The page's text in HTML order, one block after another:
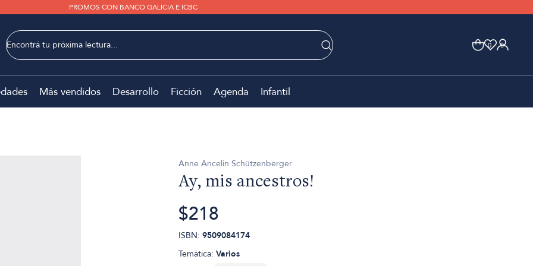
PROMOS CON BANCO GALICIA E ICBC
0 0
Más vendidos Desarrollo Ficción Agenda Infantil
Anne Ancelin Schützenberger
Ay, mis ancestros!
$218
ISBN: 9509084174
Temática: Varios